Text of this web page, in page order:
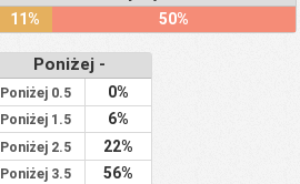
11% 50%
Poniżej -
Poniżej 0.5 0%
Poniżej 1.5 6%
Poniżej 2.5 22%
Poniżej 3.5 56%